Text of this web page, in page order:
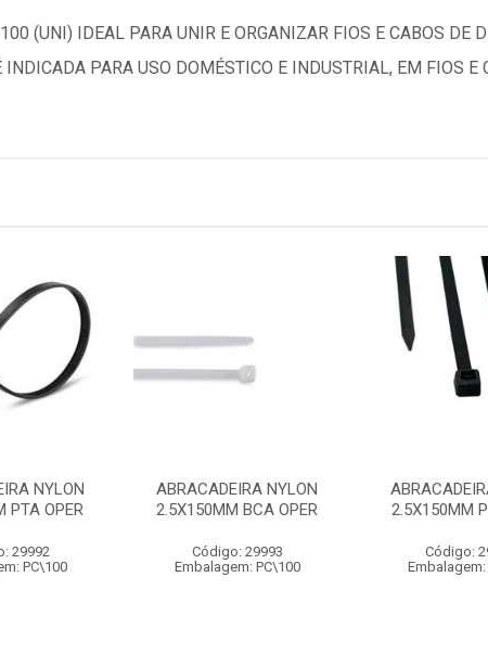
(UNI) IDEAL PARA UNIR E ORGANIZAR FIOS E CABOS DE
PARA USO DOMÉSTICO E INDUSTRIAL, EM FIOS E
NYLON
PTA OPER
29992
PC\100
ABRACADEIRA NYLON
2.5X150MM BCA OPER
Código: 29993
Embalagem: PC\100
2.5X150MM
Código:
Embalagem: